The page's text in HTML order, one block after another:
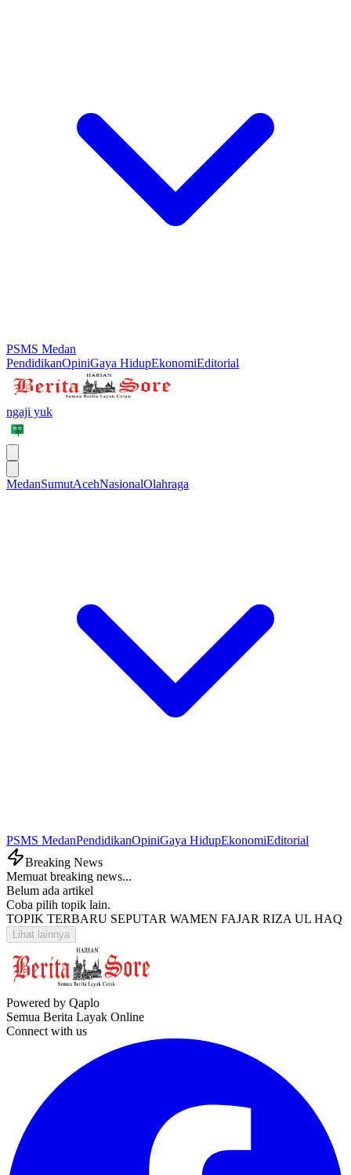
PSMS Medan
PendidikanOpiniGaya HidupEkonomiEditorial
ngaji yuk
MedanSumutAcehNasionalOlahraga
PSMS MedanPendidikanOpiniGaya HidupEkonomiEditorial
Breaking News
Memuat breaking news...
Belum ada artikel
Coba pilih topik lain.
TOPIK TERBARU SEPUTAR WAMEN FAJAR RIZA UL HAQ
Lihat lainnya
Powered by Qaplo
Semua Berita Layak Online
Connect with us